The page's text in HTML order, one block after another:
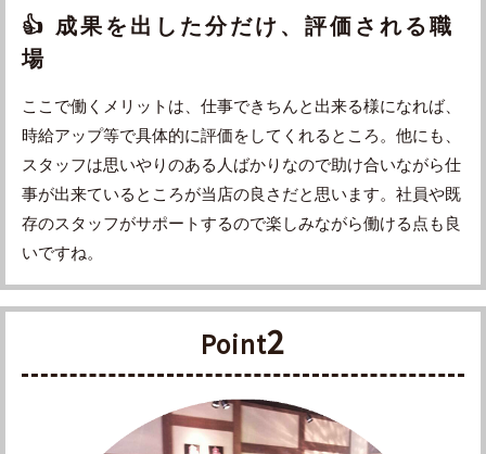
👍 成果を出した分だけ、評価される職
場
ここで働くメリットは、仕事できちんと出来る様になれば、
時給アップ等で具体的に評価をしてくれるところ。他にも、
スタッフは思いやりのある人ばかりなので助け合いながら仕
事が出来ているところが当店の良さだと思います。社員や既
存のスタッフがサポートするので楽しみながら働ける点も良
いですね。
Point2